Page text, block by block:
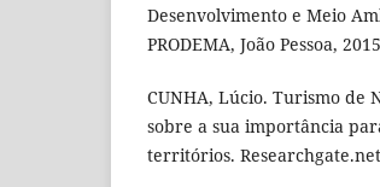
Desenvolvimento e Meio
PRODEMA, João Pessoa,
CUNHA, Lúcio. Turismo de
sobre a sua importância
territórios.